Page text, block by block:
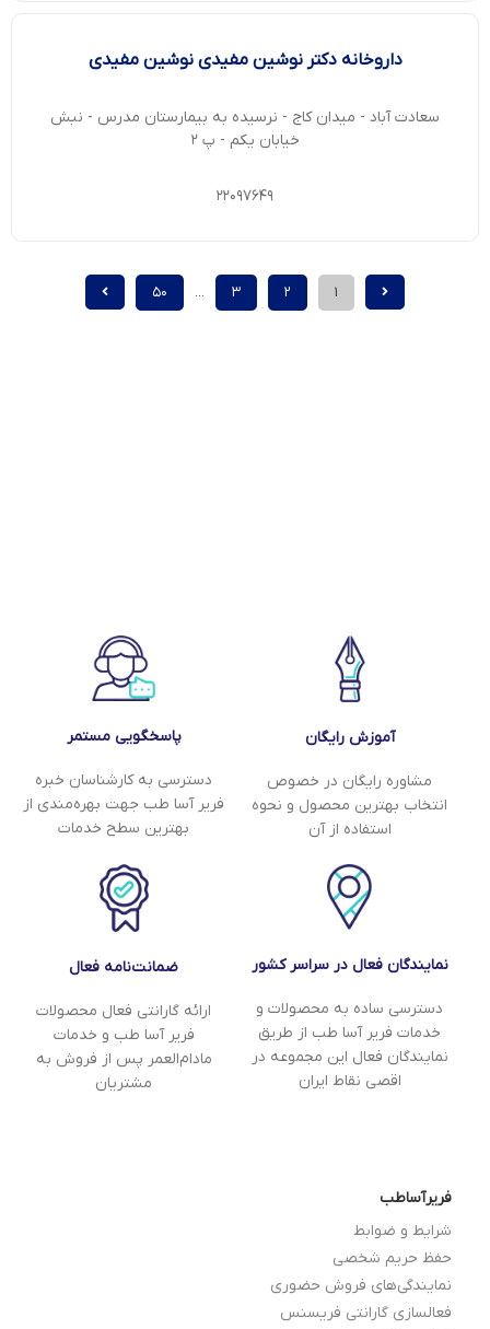
داروخانه دکتر نوشین مفیدی نوشین مفیدی
سعادت آباد - میدان کاج - نرسیده به بیمارستان مدرس - نبش
خیابان یکم - پ ۲
۲۲۰۹۷۶۴۹
۱ ۲ ۳ ... ۵۰
آموزش رایگان
مشاوره رایگان در خصوص
انتخاب بهترین محصول و نحوه
استفاده از آن
پاسخگویی مستمر
دسترسی به کارشناسان خبره
فریر آسا طب جهت بهره‌مندی از
بهترین سطح خدمات
نمایندگان فعال در سراسر کشور
دسترسی ساده به محصولات و
خدمات فریر آسا طب از طریق
نمایندگان فعال این مجموعه در
اقصی نقاط ایران
ضمانت‌نامه فعال
ارائه گارانتی فعال محصولات
فریر آسا طب و خدمات
مادام‌العمر پس از فروش به
مشتریان
فریرآساطب
شرایط و ضوابط
حفظ حریم شخصی
نمایندگی‌های فروش حضوری
فعالسازی گارانتی فریسنس